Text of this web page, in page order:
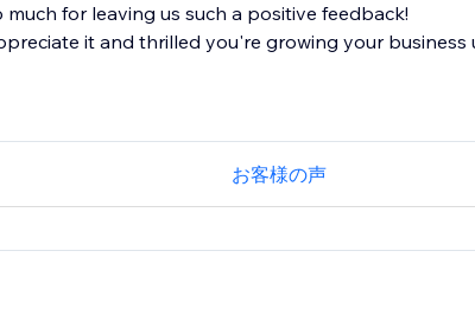
much for leaving us such a positive feedback!
it and thrilled you're growing your business
お客様の声